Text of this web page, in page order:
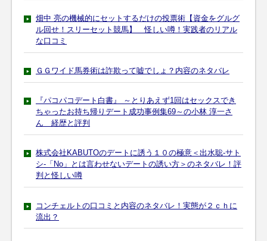
畑中 亮の機械的にセットするだけの投票術【資金をグルグ
ル回せ！スリーセット競馬】 怪しい噂！実践者のリアル
な口コミ
ＧＧワイド馬券術は詐欺って嘘でしょ？内容のネタバレ
『パコパコデート白書』 ～とりあえず1回はセックスでき
ちゃったお持ち帰りデート成功事例集69～の小林 淳一さ
ん 経歴と評判
株式会社KABUTOのデートに誘う１０の極意＜出水聡-サト
シ-「No」とは言わせないデートの誘い方＞のネタバレ！評
判と怪しい噂
コンチェルトの口コミと内容のネタバレ！実態が２ｃｈに
流出？